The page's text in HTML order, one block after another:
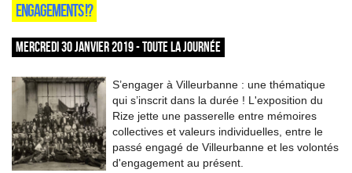
ENGAGEMENTS !?
MERCREDI 30 JANVIER 2019 - TOUTE LA JOURNÉE
S’engager à Villeurbanne : une thématique
qui s’inscrit dans la durée ! L'exposition du
Rize jette une passerelle entre mémoires
collectives et valeurs individuelles, entre le
passé engagé de Villeurbanne et les volontés
d'engagement au présent.